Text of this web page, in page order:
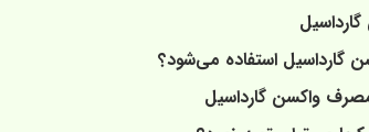
گارداسیل استفاده می‌شود؟
واکسن گارداسیل